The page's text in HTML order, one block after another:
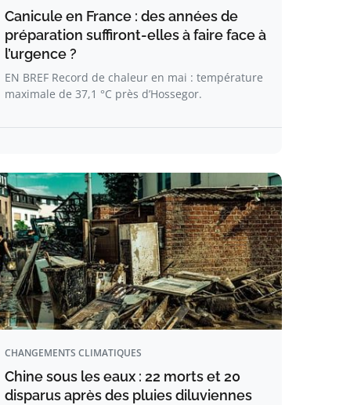
Canicule en France : des années de
préparation suffiront-elles à faire face à
l’urgence ?
EN BREF Record de chaleur en mai : température
maximale de 37,1 °C près d’Hossegor.
CHANGEMENTS CLIMATIQUES
Chine sous les eaux : 22 morts et 20
disparus après des pluies diluviennes